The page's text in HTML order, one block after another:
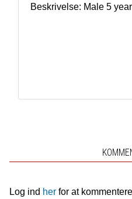
Beskrivelse: Male 5 year
Log ind herfor at